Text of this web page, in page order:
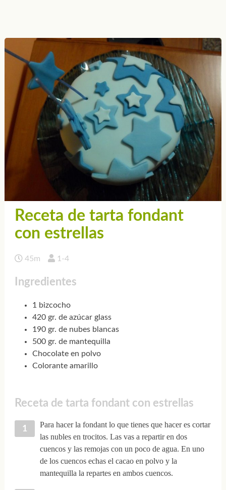
Receta de tarta fondant
con estrellas
45m 1-4
Ingredientes
1 bizcocho
420 gr. de azúcar glass
190 gr. de nubes blancas
500 gr. de mantequilla
Chocolate en polvo
Colorante amarillo
Receta de tarta fondant con estrellas
Para hacer la fondant lo que tienes que hacer es cortar
las nubles en trocitos. Las vas a repartir en dos
cuencos y las remojas con un poco de agua. En uno
de los cuencos echas el cacao en polvo y la
mantequilla la repartes en ambos cuencos.